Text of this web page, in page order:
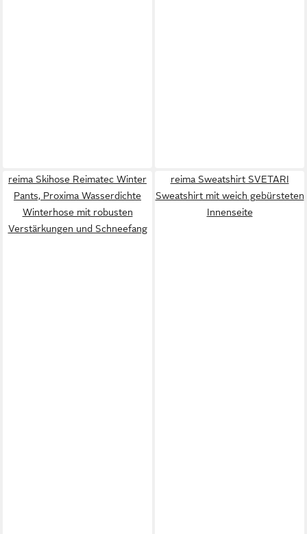
reima Skihose Reimatec Winter
Pants, Proxima Wasserdichte
Winterhose mit robusten
Verstärkungen und Schneefang
reima Sweatshirt SVETARI
Sweatshirt mit weich gebürsteten
Innenseite